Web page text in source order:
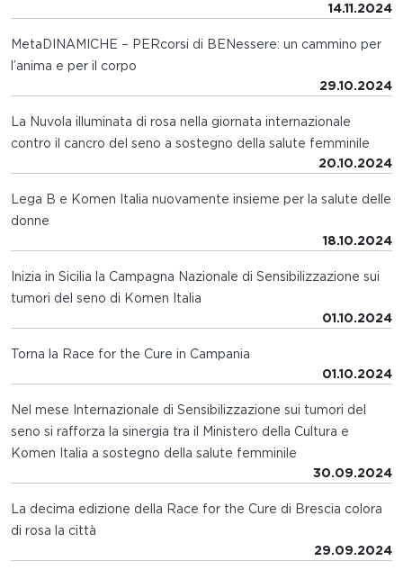
14.11.2024
MetaDINAMICHE – PERcorsi di BENessere: un cammino per
l’anima e per il corpo
29.10.2024
La Nuvola illuminata di rosa nella giornata internazionale
contro il cancro del seno a sostegno della salute femminile
20.10.2024
Lega B e Komen Italia nuovamente insieme per la salute delle
donne
18.10.2024
Inizia in Sicilia la Campagna Nazionale di Sensibilizzazione sui
tumori del seno di Komen Italia
01.10.2024
Torna la Race for the Cure in Campania
01.10.2024
Nel mese Internazionale di Sensibilizzazione sui tumori del
seno si rafforza la sinergia tra il Ministero della Cultura e
Komen Italia a sostegno della salute femminile
30.09.2024
La decima edizione della Race for the Cure di Brescia colora
di rosa la città
29.09.2024